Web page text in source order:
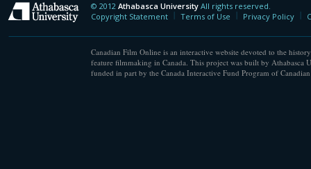
Athabasca University
© 2012 Athabasca University All rights reserved.
Copyright Statement
Terms of Use Privacy Policy
Canadian Film Online is an interactive website devoted to the
feature filmmaking in Canada. This project was built by Athabasca
funded in part by the Canada Interactive Fund Program of